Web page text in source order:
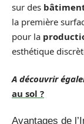
sur des
la première
pour la
esthétique
A découvrir
au sol ?
Avantages de